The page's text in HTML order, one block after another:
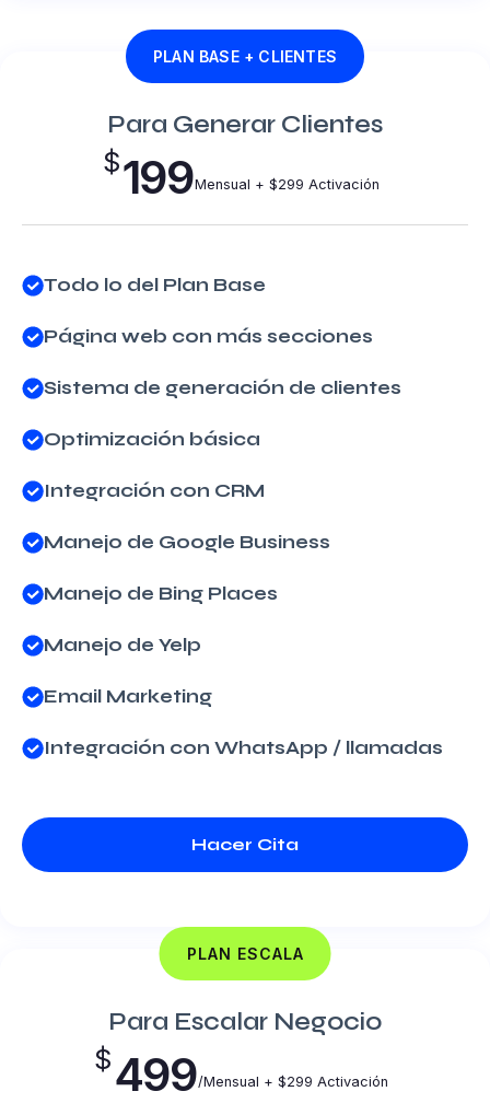
PLAN BASE + CLIENTES
Para Generar Clientes
$199Mensual + $299 Activación
Todo lo del Plan Base
Página web con más secciones
Sistema de generación de clientes
Optimización básica
Integración con CRM
Manejo de Google Business
Manejo de Bing Places
Manejo de Yelp
Email Marketing
Integración con WhatsApp / llamadas
Hacer Cita
PLAN ESCALA
Para Escalar Negocio
$ 499/Mensual + $299 Activación